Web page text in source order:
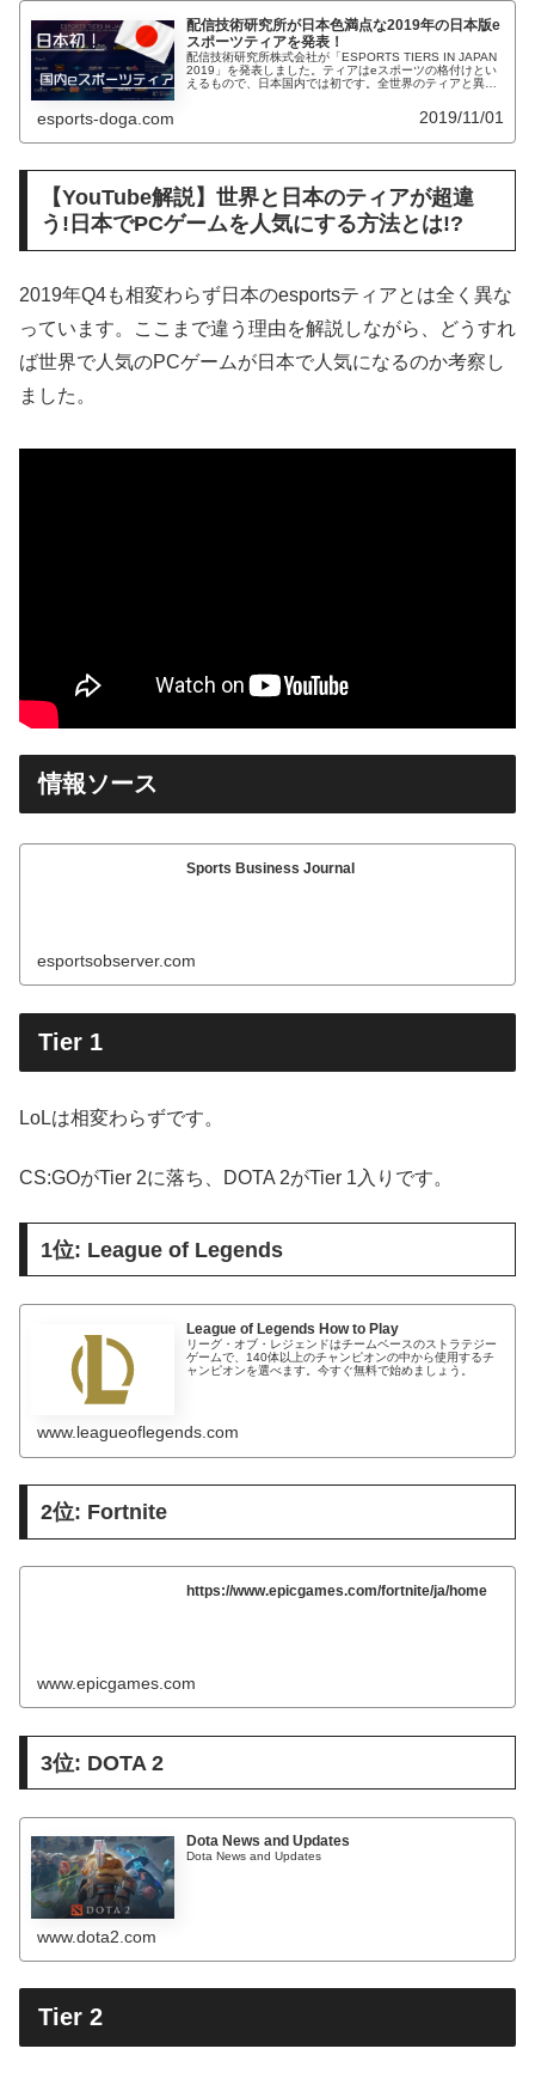
配信技術研究所が日本色満点な2019年の日本版e
スポーツティアを発表！
配信技術研究所株式会社が「ESPORTS TIERS IN JAPAN
2019」を発表しました。ティアはeスポーツの格付けとい
えるもので、日本国内では初です。全世界のティアと異な
esports-doga.com 2019/11/01
【YouTube解説】世界と日本のティアが超違
う!日本でPCゲームを人気にする方法とは!?
2019年Q4も相変わらず日本のesportsティアとは全く異な
っています。ここまで違う理由を解説しながら、どうすれ
ば世界で人気のPCゲームが日本で人気になるのか考察し
ました。
情報ソース
Sports Business Journal
esportsobserver.com
Tier 1
LoLは相変わらずです。
CS:GOがTier 2に落ち、DOTA 2がTier 1入りです。
1位: League of Legends
League of Legends How to Play
リーグ・オブ・レジェンドはチームベースのストラテジー
ゲームで、140体以上のチャンピオンの中から使用するチ
ャンピオンを選べます。今すぐ無料で始めましょう。
www.leagueoflegends.com
2位: Fortnite
https://www.epicgames.com/fortnite/ja/home
www.epicgames.com
3位: DOTA 2
Dota News and Updates
Dota News and Updates
www.dota2.com
Tier 2